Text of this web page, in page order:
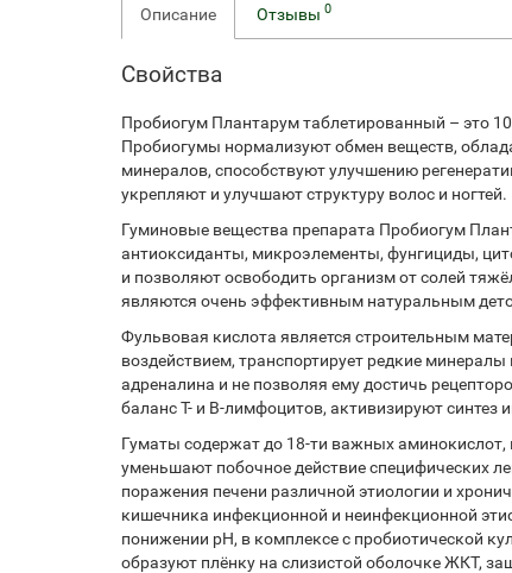
Описание Отзывы 0
Свойства
Пробиогум Плантарум таблетированный – это
Пробиогумы нормализуют обмен веществ,
минералов, способствуют улучшению
укрепляют и улучшают структуру волос и ногтей.
Гуминовые вещества препарата Пробиогум
антиоксиданты, микроэлементы, фунгициды,
и позволяют освободить организм от солей
являются очень эффективным натуральным
Фульвовая кислота является строительным
воздействием, транспортирует редкие
адреналина и не позволяя ему достичь
баланс Т- и В-лимфоцитов, активизируют синтез
Гуматы содержат до 18-ти важных аминокислот,
уменьшают побочное действие специфических
поражения печени различной этиологии и
кишечника инфекционной и неинфекционной
понижении pH, в комплексе с пробиотической
образуют плёнку на слизистой оболочке ЖКТ,